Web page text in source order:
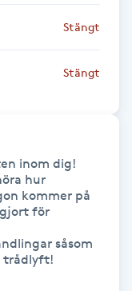
Stängt
Stängt
inom dig!
hur
kommer på
för
såsom
trådlyft!